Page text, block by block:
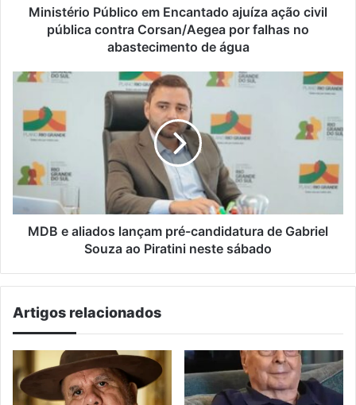
Corsan/Aegea
abastecimento
água
Ministério Público em Encantado ajuíza ação civil
pública contra Corsan/Aegea por falhas no
abastecimento de água
MDB
aliados
lançam
pré-
candidatura
de
Gabriel
Souza
sábado
MDB e aliados lançam pré-candidatura de Gabriel
Souza ao Piratini neste sábado
Artigos relacionados